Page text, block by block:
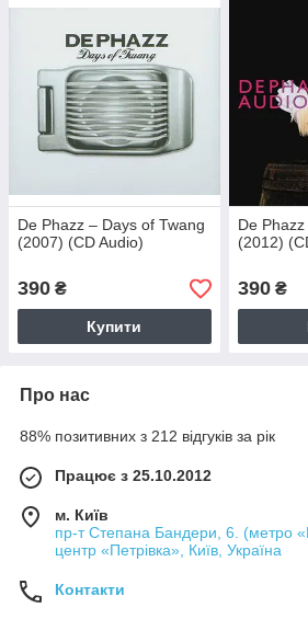
De Phazz – Days of Twang
(2007) (CD Audio)
390 ₴
Купити
De
(2012)
390₴
Про нас
88% позитивних з 212 відгуків за рік
Працює з 25.10.2012
м. Київ
пр-т Степана Бандери, 6. (метро
центр «Петрівка», Київ, Україна
Контакти